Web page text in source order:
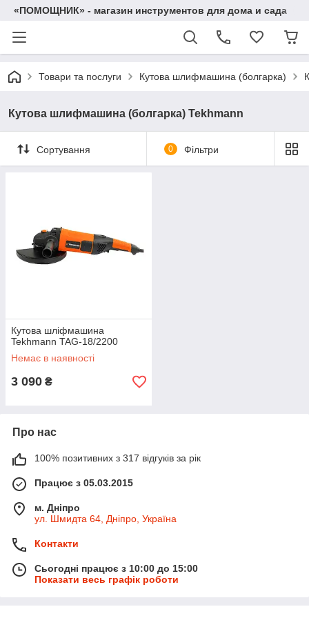
«ПОМОЩНИК» - магазин инструментов для дома и сада
Товари та послуги Кутова шлифмашина (болгарка)
Кутова шлифмашина (болгарка) Tekhmann
Сортування 0 Фільтри
Кутова шліфмашина
Tekhmann TAG-18/2200
Немає в наявності
3 090 ₴
Про нас
100% позитивних з 317 відгуків за рік
Працює з 05.03.2015
м. Дніпро
ул. Шмидта 64, Дніпро, Україна
Контакти
Сьогодні працює з 10:00 до 15:00
Показати весь графік роботи